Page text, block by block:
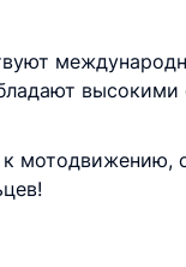
высокими
мотодвижению,